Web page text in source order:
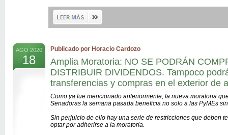
AGO 2020
18
Publicado por Horacio Cardozo
Amplia Moratoria: NO SE PODRÁN
DISTRIBUIR DIVIDENDOS. Tampoco
transferencias y compras en el exterior de
Como ya fue mencionado anteriormente, la nueva moratoria
Senadoras la semana pasada beneficia no solo a las PyMEs
Sin perjuicio de ello hay una serie de restricciones que deben
optar por adherirse a la moratoria.